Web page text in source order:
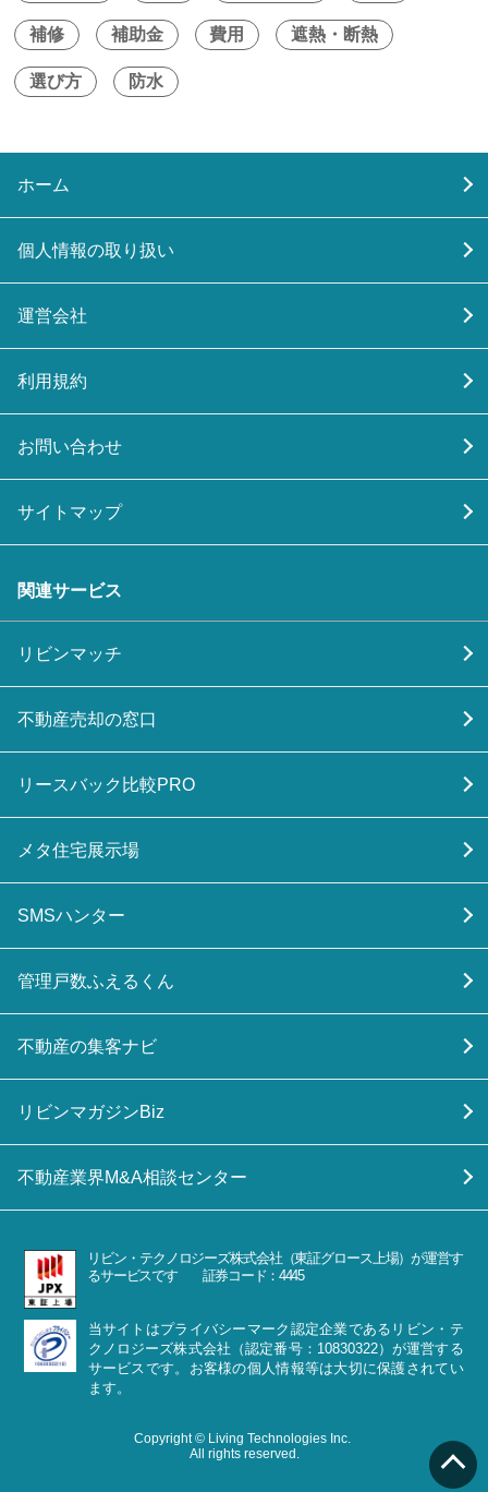
補修 補助金 費用 遮熱・断熱
選び方 防水
ホーム
個人情報の取り扱い
運営会社
利用規約
お問い合わせ
サイトマップ
関連サービス
リビンマッチ
不動産売却の窓口
リースバック比較PRO
メタ住宅展示場
SMSハンター
管理戸数ふえるくん
不動産の集客ナビ
リビンマガジンBiz
不動産業界M&A相談センター
リビン・テクノロジーズ株式会社（東証グロース上場）が運営す
るサービスです 証券コード：4445
当サイトはプライバシーマーク認定企業であるリビン・テ
クノロジーズ株式会社（認定番号：10830322）が運営する
サービスです。お客様の個人情報等は大切に保護されてい
ます。
Copyright © Living Technologies Inc.
All rights reserved.